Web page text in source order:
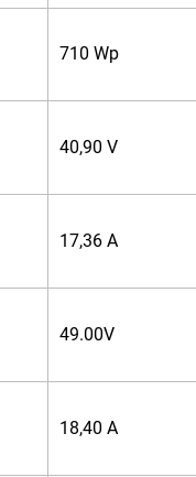
710 Wp
40,90 V
17,36 A
49.00V
18,40 A